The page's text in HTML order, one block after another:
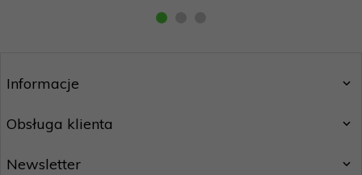
Informacje
Obsługa klienta
Newsletter